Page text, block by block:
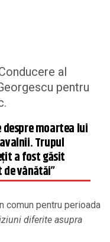
al
pentru
despre moartea lui
Trupul
a fost găsit
vânătăi”
comun pentru perioada
diferite asupra